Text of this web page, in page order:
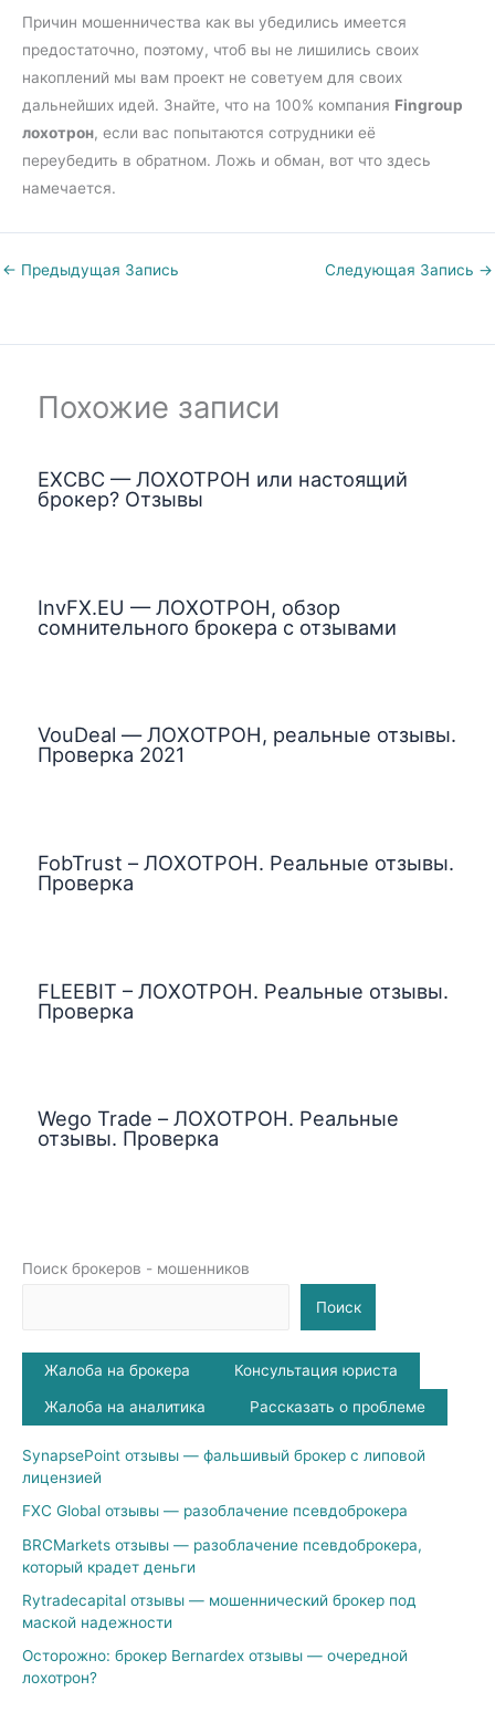
Поиск брокеров - мошенников
Поиск
Жалоба на брокера Консультация юриста
Жалоба на аналитика Рассказать о проблеме
SynapsePoint отзывы — фальшивый брокер с липовой
лицензией
FXC Global отзывы — разоблачение псевдоброкера
BRCMarkets отзывы — разоблачение псевдоброкера,
который крадет деньги
Rytradecapital отзывы — мошеннический брокер под
маской надежности
Осторожно: брокер Bernardex отзывы — очередной
лохотрон?
Причин мошенничества как вы убедились имеется
предостаточно, поэтому, чтоб вы не лишились своих
накоплений мы вам проект не советуем для своих
дальнейших идей. Знайте, что на 100% компания Fingroup
лохотрон, если вас попытаются сотрудники её
переубедить в обратном. Ложь и обман, вот что здесь
намечается.
← Предыдущая Запись Следующая Запись →
Похожие записи
EXCBC — ЛОХОТРОН или настоящий
брокер? Отзывы
InvFX.EU — ЛОХОТРОН, обзор
сомнительного брокера с отзывами
VouDeal — ЛОХОТРОН, реальные отзывы.
Проверка 2021
FobTrust – ЛОХОТРОН. Реальные отзывы.
Проверка
FLEEBIT – ЛОХОТРОН. Реальные отзывы.
Проверка
Wego Trade – ЛОХОТРОН. Реальные
отзывы. Проверка